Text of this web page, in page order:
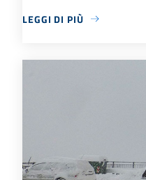
LEGGI DI PIÙ